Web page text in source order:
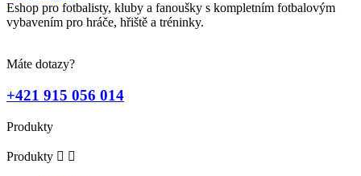
Eshop pro fotbalisty, kluby a fanoušky s kompletním fotbalovým
vybavením pro hráče, hřiště a tréninky.
Máte dotazy?
+421 915 056 014
Produkty
Produkty  